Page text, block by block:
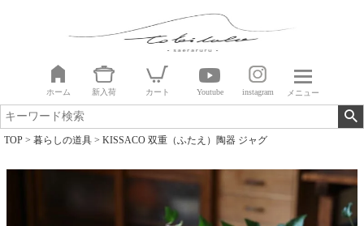
ホーム 新入荷 カート Youtube instagram メニュー
TOP 暮らしの道具 KISSACO 双重（ふたえ）陶器 ジャグ